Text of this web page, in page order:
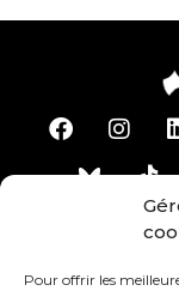
Pour offrir les